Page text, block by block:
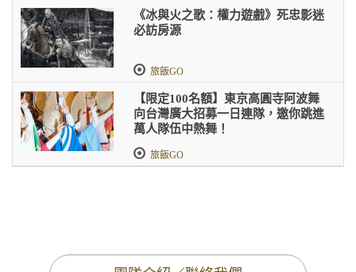
《冰與火之歌：權力遊戲》死忠影迷
必訪房源
旅飯GO
【限定100名額】東京高圓寺阿波舞
向台灣廣大招募一日連隊，邀你跳進
萬人隊伍中熱舞！
旅飯GO